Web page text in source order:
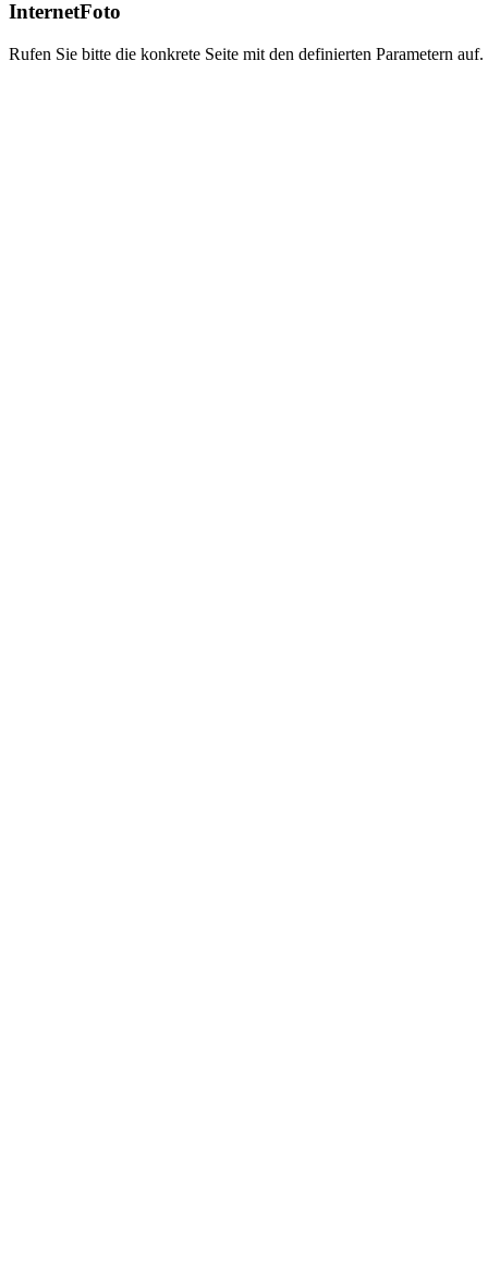
InternetFoto
Rufen Sie bitte die konkrete Seite mit den definierten Parametern auf.